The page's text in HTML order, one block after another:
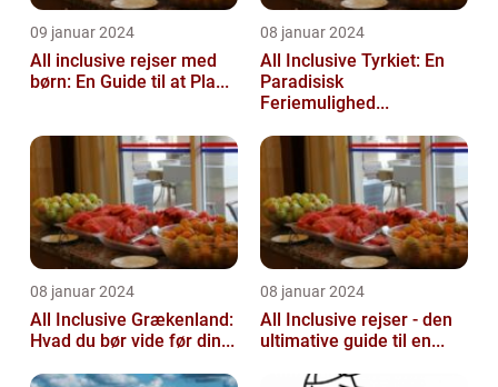
09 januar 2024
All inclusive rejser med
børn: En Guide til at Pla...
08 januar 2024
All Inclusive Tyrkiet: En
Paradisisk
Feriemulighed...
08 januar 2024
All Inclusive Grækenland:
Hvad du bør vide før din...
08 januar 2024
All Inclusive rejser - den
ultimative guide til en...